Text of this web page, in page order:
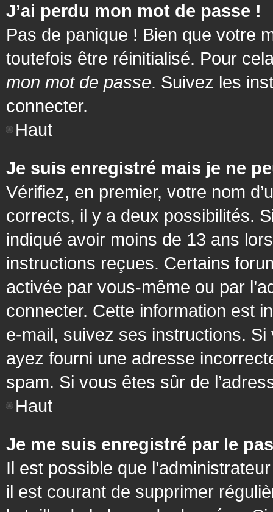
J’ai perdu mon mot de passe !
Pas de panique ! Bien que votre
toutefois être réinitialisé. Pour
mon mot de passe. Suivez les
connecter.
Haut
Je suis enregistré mais je ne
Vérifiez, en premier, votre nom
corrects, il y a deux possibilités.
indiqué avoir moins de 13 ans
instructions reçues. Certains
activée par vous-même ou par
connecter. Cette information est
e-mail, suivez ses instructions. Si
ayez fourni une adresse
spam. Si vous êtes sûr de
Haut
Je me suis enregistré par le
Il est possible que
il est courant de supprimer